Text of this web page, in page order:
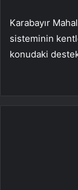
Karabayır
sisteminin
konudaki